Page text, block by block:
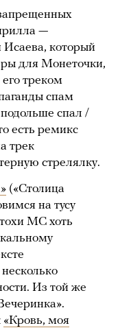
—
который
для Монеточки,
треком
спам
спал /
есть ремикс
трек
стрелялку.
(«Столица
на тусу
MC хоть
Из той же
«Кровь, моя